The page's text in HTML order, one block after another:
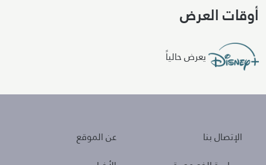
أوقات العرض
يعرض حالياً
Policies
الإتصال بنا
About
عن الموقع